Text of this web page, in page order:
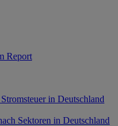
Report
in Deutschland
Sektoren in Deutschland